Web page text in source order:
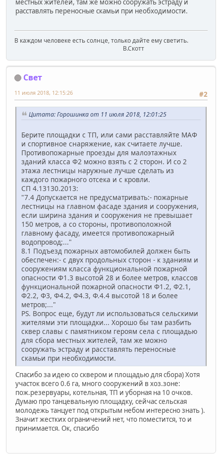
местных жителей, там же можно сооружать эстраду и
расставлять переносные скамьи при необходимости.
В каждом человеке есть солнце, только дайте ему светить.
В.Скотт
Свет
#2
11 июля 2018, 12:15:26
Цитата: Горошинка от 11 июля 2018, 12:01:25
Берите площадки с ТП, или сами расставляйте МАФ
и спортивное снаряжение, как считаете лучше.
Противопожарные проезды для малоэтажных
зданий класса Ф2 можно взять с 2 сторон. И со 2
этажа лестницы наружные лучше сделать из
каждого пожарного отсека и с кровли.
СП 4.13130.2013:
"7.4 Допускается не предусматривать:- пожарные
лестницы на главном фасаде здания и сооружения,
если ширина здания и сооружения не превышает
150 метров, а со стороны, противоположной
главному фасаду, имеется противопожарный
водопровод;..."
8.1 Подъезд пожарных автомобилей должен быть
обеспечен:- с двух продольных сторон - к зданиям и
сооружениям класса функциональной пожарной
опасности Ф1.3 высотой 28 и более метров, классов
функциональной пожарной опасности Ф1.2, Ф2.1,
Ф2.2, Ф3, Ф4.2, Ф4.3, Ф.4.4 высотой 18 и более
метров;..."
PS. Вопрос еще, будут ли использоваться сельскими
жителями эти площадки... Хорошо бы там разбить
сквер славы с памятником героям села с площадью
для сбора местных жителей, там же можно
сооружать эстраду и расставлять переносные
скамьи при необходимости.
Спасибо за идею со сквером и площадью для сбора) Хотя
участок всего 0.6 га, много сооружений в хоз.зоне:
пож.резервуары, котельная, ТП и уборная на 10 очков.
Думаю про танцевальную площадку, сейчас сельская
молодежь танцует под открытым небом интересно знать ).
Значит жестких ограничений нет, что поместится, то и
принимается. Ок, спасибо